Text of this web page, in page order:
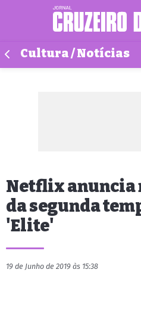
Cultura / Notícias
Netflix anuncia
da segunda
'Elite'
19 de Junho de 2019 às 15:38